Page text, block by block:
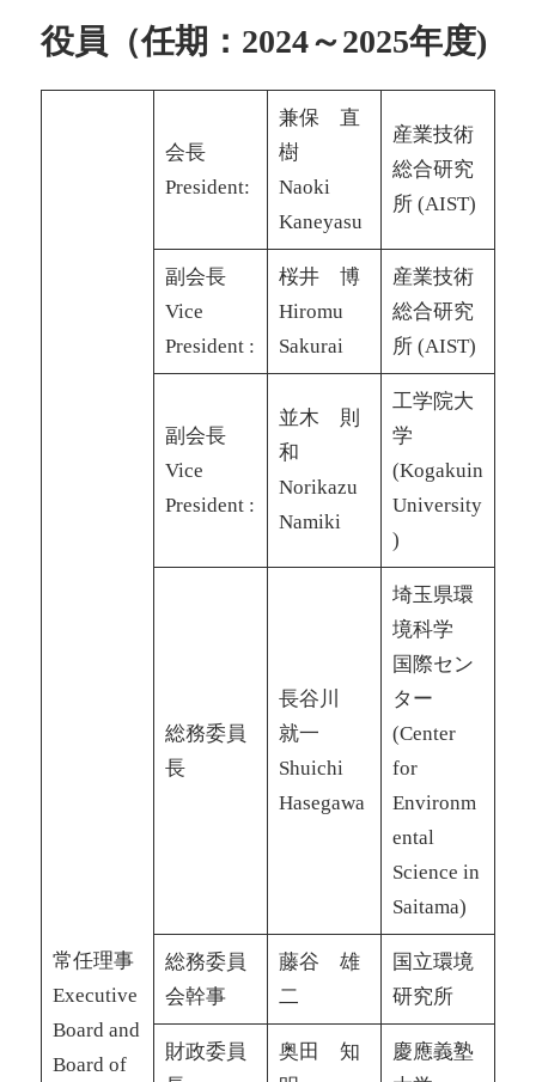
役員（任期：2024～2025年度)
常任理事
Executive
Board and
Board of
会長
President:
兼保 直
樹
Naoki
Kaneyasu
産業技術
総合研究
所 (AIST)
副会長
Vice
President :
桜井 博
Hiromu
Sakurai
産業技術
総合研究
所 (AIST)
副会長
Vice
President :
並木 則
和
Norikazu
Namiki
工学院大
学
(Kogakuin
University
)
総務委員
長
長谷川
就一
Shuichi
Hasegawa
埼玉県環
境科学
国際セン
ター
(Center
for
Environm
ental
Science in
Saitama)
総務委員
会幹事
藤谷 雄
二
国立環境
研究所
財政委員
奥田 知
慶應義塾